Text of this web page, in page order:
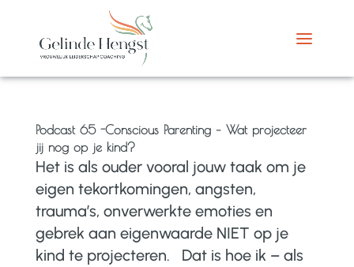
Podcast 65 -Conscious Parenting – Wat projecteer
jij nog op je kind?
Het is als ouder vooral jouw taak om je
eigen tekortkomingen, angsten,
trauma’s, onverwerkte emoties en
gebrek aan eigenwaarde NIET op je
kind te projecteren. Dat is hoe ik – als